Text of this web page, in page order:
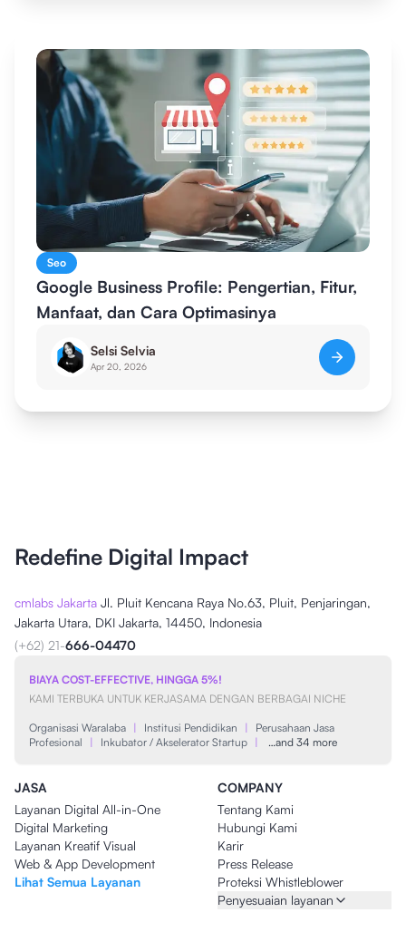
Seo
Google Business Profile: Pengertian, Fitur,
Manfaat, dan Cara Optimasinya
Selsi Selvia
Apr 20, 2026
Redefine Digital Impact
cmlabs Jakarta Jl. Pluit Kencana Raya No.63, Pluit, Penjaringan,
Jakarta Utara, DKI Jakarta, 14450, Indonesia
(+62) 21-666-04470
BIAYA COST-EFFECTIVE, HINGGA 5%!
KAMI TERBUKA UNTUK KERJASAMA DENGAN BERBAGAI NICHE
Organisasi Waralaba | Institusi Pendidikan |
Perusahaan Jasa
Profesional
| Inkubator / Akselerator Startup | …and 34 more
JASA
Layanan Digital All-in-One
Digital Marketing
Layanan Kreatif Visual
Web & App Development
Lihat Semua Layanan
COMPANY
Tentang Kami
Hubungi Kami
Karir
Press Release
Proteksi Whistleblower
Penyesuaian layanan